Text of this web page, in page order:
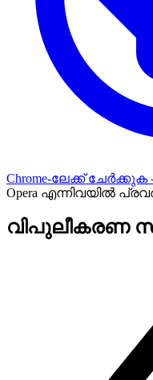
Chrome-ലേക്ക്
Opera എന്നിവയിൽ
വിപുലീകരണ